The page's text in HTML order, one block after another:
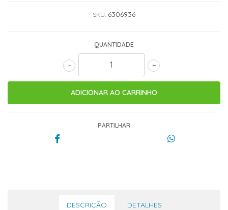
SKU: 6306936
QUANTIDADE
+
-
PARTILHAR
DESCRIÇÃO DETALHES